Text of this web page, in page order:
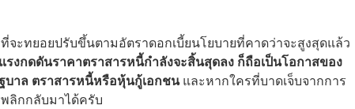
ะทยอยปรับขึ้นตามอัตราดอกเบี้ยนโยบายที่คาดว่าจะสูงสุดแล้ว
แรงกดดันราคาตราสารหนี้กำลังจะสิ้นสุดลง ก็ถือเป็นโอกาสของ
าล ตราสารหนี้หรือหุ้นกู้เอกชนและหากใครที่บาดเจ็บจากการ
ลิกกลับมาได้ครับ